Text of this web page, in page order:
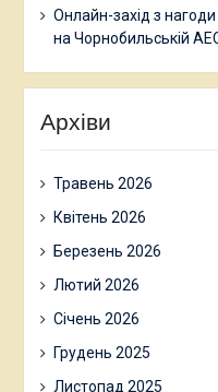
Онлайн-захід з нагоди
на Чорнобильській
Архіви
Травень 2026
Квітень 2026
Березень 2026
Лютий 2026
Січень 2026
Грудень 2025
Листопад 2025